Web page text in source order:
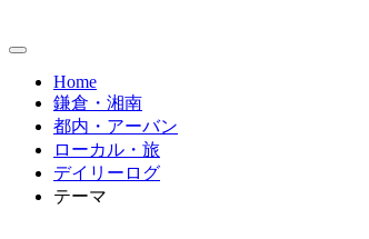
Home
鎌倉・湘南
都内・アーバン
ローカル・旅
デイリーログ
テーマ